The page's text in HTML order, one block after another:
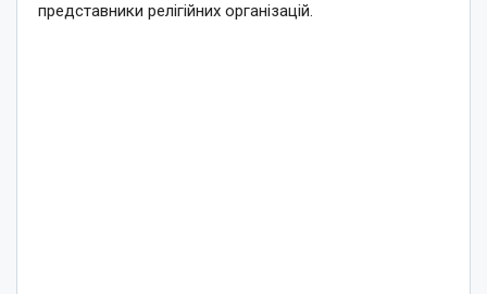
представники релігійних організацій.